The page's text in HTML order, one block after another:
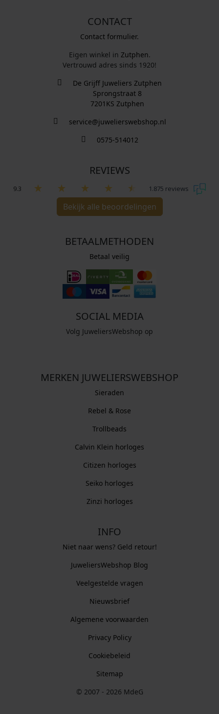
CONTACT
Contact formulier.
Eigen winkel in Zutphen.
Vertrouwd adres sinds 1920!
De Grijff Juweliers Zutphen
Sprongstraat 8
7201KS Zutphen
service@juwelierswebshop.nl
0575-514012
REVIEWS
9.3 1.875 reviews
Bekijk alle beoordelingen
BETAALMETHODEN
Betaal veilig
SOCIAL MEDIA
Volg JuweliersWebshop op
MERKEN JUWELIERSWEBSHOP
Sieraden
Rebel & Rose
Trollbeads
Calvin Klein horloges
Citizen horloges
Seiko horloges
Zinzi horloges
INFO
Niet naar wens? Geld retour!
JuweliersWebshop Blog
Veelgestelde vragen
Nieuwsbrief
Algemene voorwaarden
Privacy Policy
Cookiebeleid
Sitemap
© 2007 - 2026 MdeG